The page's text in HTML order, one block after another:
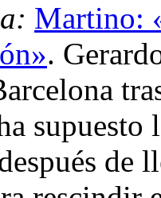
Martino:
.
supuesto
de